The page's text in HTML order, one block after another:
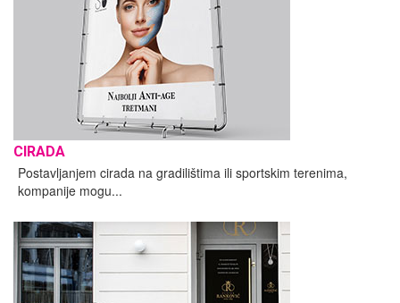
CIRADA
Postavljanjem cirada na gradilištima ili sportskim terenima,
kompanije mogu...